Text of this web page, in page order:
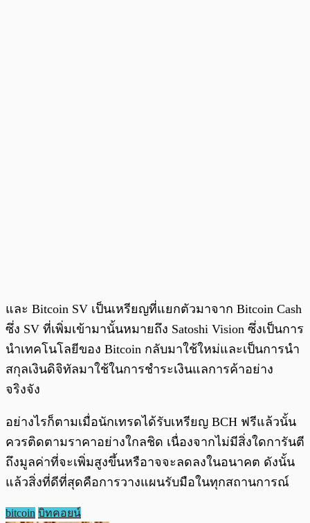
และ Bitcoin SV เป็นเหรียญที่แยกตัวมาจาก Bitcoin Cash
ซึ่ง SV ที่เพิ่มเข้ามานั้นหมายถึง Satoshi Vision ซึ่งเป็นการ
นำเทคโนโลยีของ Bitcoin กลับมาใช้ใหม่และเป็นการนำ
สกุลเงินดิจิทัลมาใช้ในการชำระเงินแลการค้าอย่าง
จริงจัง
อย่างไรก็ตามเมื่อนักเทรดได้รับเหรียญ BCH ฟรีแล้วนั้น
ควรติดตามราคาอย่างใกลชิด เนื่องจากไม่มีสิ่งใดการันตี
ถึงมูลค่าที่จะเพิ่มสูงขึ้นหรือาจจะลดลงในอนาคต ดังนั้น
แล้วสิ่งที่ดีที่สุดคือการวางแผนรับมือในทุกสถานการณ์
bitcoin บิทคอยน์